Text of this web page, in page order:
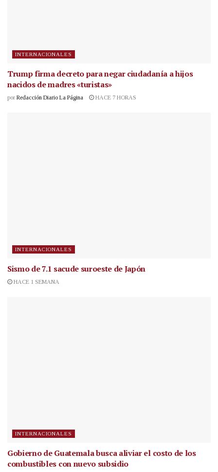
INTERNACIONALES
Trump firma decreto para negar ciudadanía a hijos
nacidos de madres «turistas»
por Redacción Diario La Página HACE 7 HORAS
INTERNACIONALES
Sismo de 7.1 sacude suroeste de Japón
HACE 1 SEMANA
INTERNACIONALES
Gobierno de Guatemala busca aliviar el costo de los
combustibles con nuevo subsidio